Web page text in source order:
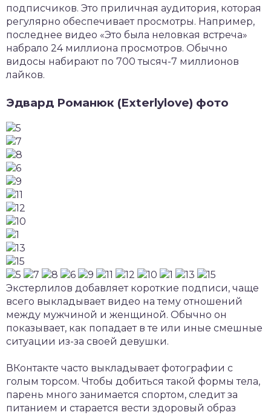
подписчиков. Это приличная аудитория, которая
регулярно обеспечивает просмотры. Например,
последнее видео «Это была неловкая встреча»
набрало 24 миллиона просмотров. Обычно
видосы набирают по 700 тысяч-7 миллионов
лайков.
Эдвард Романюк (Exterlylove) фото
Экстерлилов добавляет короткие подписи, чаще
всего выкладывает видео на тему отношений
между мужчиной и женщиной. Обычно он
показывает, как попадает в те или иные смешные
ситуации из-за своей девушки.
ВКонтакте часто выкладывает фотографии с
голым торсом. Чтобы добиться такой формы тела,
парень много занимается спортом, следит за
питанием и старается вести здоровый образ